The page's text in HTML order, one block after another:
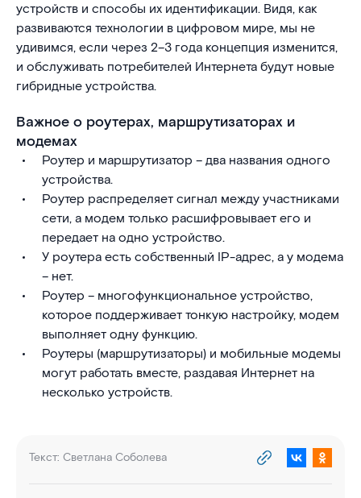
устройств и способы их идентификации. Видя, как
развиваются технологии в цифровом мире, мы не
удивимся, если через 2–3 года концепция изменится,
и обслуживать потребителей Интернета будут новые
гибридные устройства.
Важное о роутерах, маршрутизаторах и
модемах
Роутер и маршрутизатор – два названия одного
устройства.
Роутер распределяет сигнал между участниками
сети, а модем только расшифровывает его и
передает на одно устройство.
У роутера есть собственный IP-адрес, а у модема
– нет.
Роутер – многофункциональное устройство,
которое поддерживает тонкую настройку, модем
выполняет одну функцию.
Роутеры (маршрутизаторы) и мобильные модемы
могут работать вместе, раздавая Интернет на
несколько устройств.
Текст: Светлана Соболева